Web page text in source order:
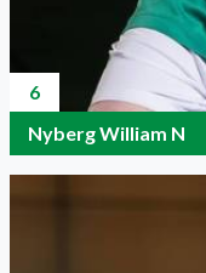
6
Nyberg William N